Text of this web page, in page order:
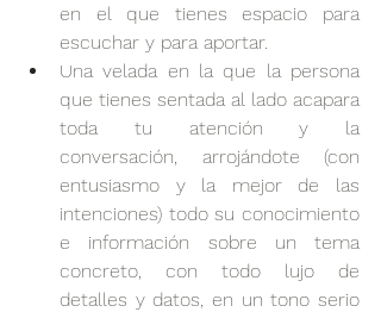
en el que tienes espacio para
escuchar y para aportar.
Una velada en la que la persona
que tienes sentada al lado acapara
toda tu atención y la
conversación, arrojándote (con
entusiasmo y la mejor de las
intenciones) todo su conocimiento
e información sobre un tema
concreto, con todo lujo de
detalles y datos, en un tono serio